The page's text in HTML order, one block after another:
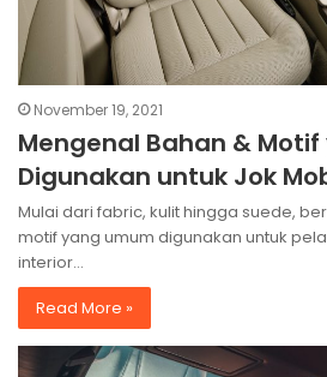
November 19, 2021
Mengenal Bahan &
Digunakan untuk Jok
Mulai dari fabric, kulit hingga suede,
motif yang umum digunakan untuk
interior…
Read More »